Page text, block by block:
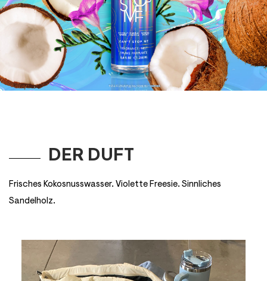
Shimmer Fragrance Mists
DE
DER DUFT
Frisches Kokosnusswasser. Violette Freesie. Sinnliches
Sandelholz.